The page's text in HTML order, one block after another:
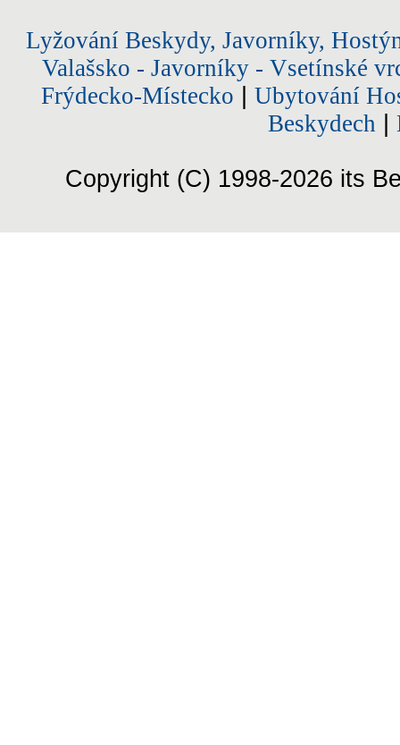
Lyžování Beskydy, Javorníky,
Valašsko - Javorníky - Vsetínské
Frýdecko-Místecko
Ubytování
Beskydech
Copyright (C) 1998-2026 its